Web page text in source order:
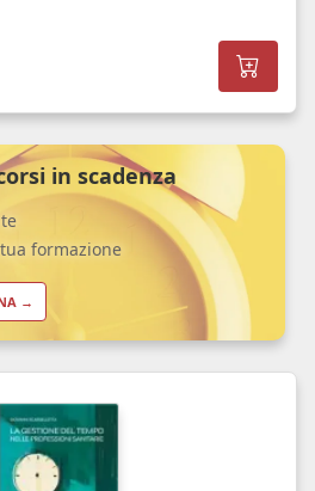
in scadenza
formazione
→